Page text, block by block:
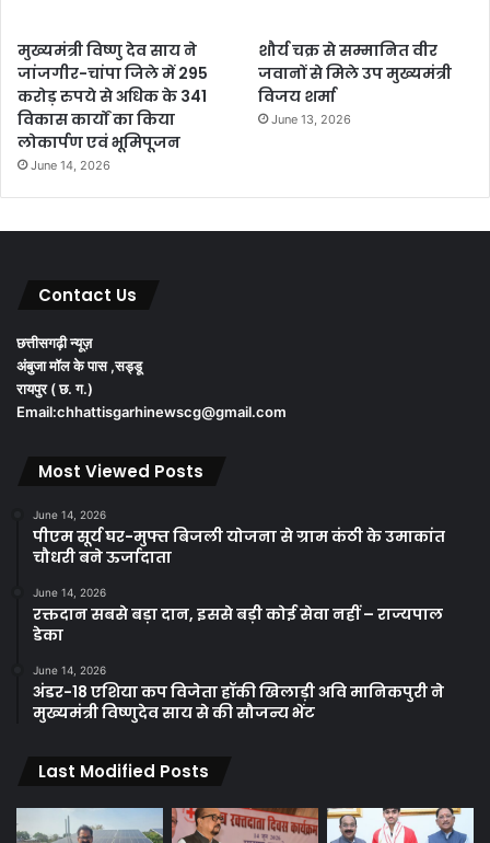
मुख्यमंत्री विष्णु देव साय ने
जांजगीर-चांपा जिले में 295
करोड़ रुपये से अधिक के 341
विकास कार्यों का किया
लोकार्पण एवं भूमिपूजन
June 14, 2026
शौर्य चक्र से सम्मानित वीर
जवानों से मिले उप मुख्यमंत्री
विजय शर्मा
June 13, 2026
Contact Us
छत्तीसगढ़ी न्यूज़
अंबुजा मॉल के पास ,सड्डू
रायपुर ( छ. ग.)
Email:chhattisgarhinewscg@gmail.com
Most Viewed Posts
June 14, 2026
पीएम सूर्य घर-मुफ्त बिजली योजना से ग्राम कंठी के उमाकांत
चौधरी बने ऊर्जादाता
June 14, 2026
रक्तदान सबसे बड़ा दान, इससे बड़ी कोई सेवा नहीं – राज्यपाल
डेका
June 14, 2026
अंडर-18 एशिया कप विजेता हॉकी खिलाड़ी अवि मानिकपुरी ने
मुख्यमंत्री विष्णुदेव साय से की सौजन्य भेंट
Last Modified Posts